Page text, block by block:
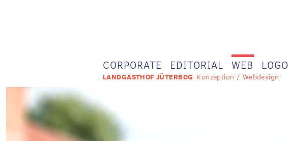
LANDGASTHOF JÜTERBOG Konzeption / Webdesign
CORPORATE EDITORIAL WEB LOGO